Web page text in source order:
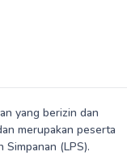
yang berizin dan
merupakan peserta
Simpanan (LPS).